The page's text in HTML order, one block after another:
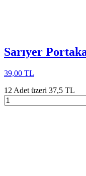
Sarıyer
39,00 TL
12 Adet üzeri 37,5 TL